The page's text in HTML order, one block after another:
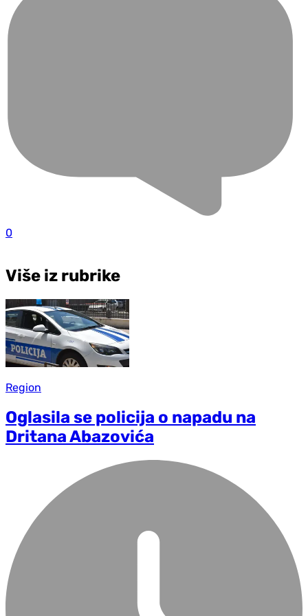
0
Više iz rubrike
Region
Oglasila se policija o napadu na
Dritana Abazovića